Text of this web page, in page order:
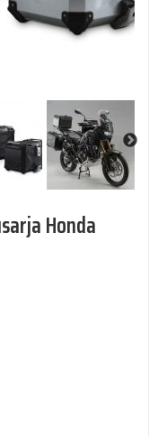
Honda